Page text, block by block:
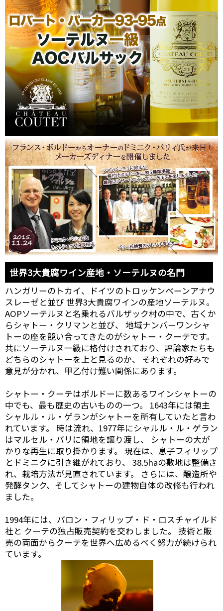
世界3大貴腐ワイン産地・ソーテルヌの名門
ハンガリーのトカイ、ドイツのトロッケンベーンアナウ
スレーゼと並び 世界3大貴腐ワインの産地ソーテルヌ。
AOPソーテルヌと名乗れるバルザック村の中で、古くか
らシャトー・クリマンと並び、 地域ナンバーワンシャ
トーの座を競い合ってきたのがシャトー・クーテです。
共にソーテルヌ一級に格付けされており、評論家たちも
どちらのシャトーを上と見るのか、 それぞれの好みで
意見が分かれ、甲乙付け難い関係にあります。
シャトー・クーテはボルドーに数あるワインシャトーの
中でも、最も歴史の古いものの一つ。 1643年には領主
シャルル・ル・ゲランがシャトーを所有していたと言わ
れています。 時は流れ、1977年にシャルル・ル・ゲラン
はマルセル・バリに領地を譲り渡し、 シャトーの大が
かりな再生に取り掛かります。 現在は、息子フィリップ
とドミニクに引き継がれており、 38.5haの敷地は整備さ
れ、栽培方法が見直されています。 さらには、醸造所や
発酵タンク、そしてシャトーの建物自体の改修も行われ
ました。
1994年には、バロン・フィリップ・ド・ロスチャイルド
社と クーテの独占販売契約を交わしました。 技術と販
売の両面からクーテを世界へ広めるべく努力が続けられ
ています。